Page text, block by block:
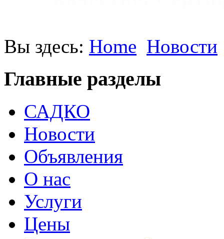
Вы здесь: Home Новости
Главные разделы
САДКО
Новости
Объявления
О нас
Услуги
Цены